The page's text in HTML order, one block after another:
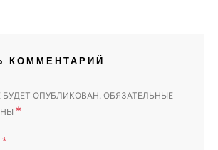
КОММЕНТАРИЙ
БУДЕТ ОПУБЛИКОВАН. ОБЯЗАТЕЛЬНЫЕ
*